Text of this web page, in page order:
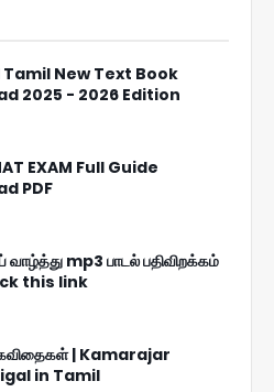
Tamil New Text Book
2025 - 2026 Edition
EXAM Full Guide
PDF
வாழ்த்து mp3 பாடல் பதிவிறக்கம்
this link
கவிதைகள் | Kamarajar
in Tamil